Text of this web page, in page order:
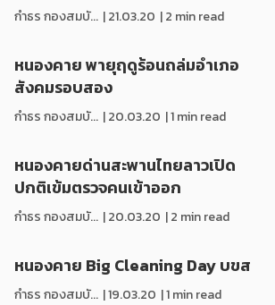
กำธร กองสมบั... |21.03.20 | 2 min read
หนองคาย พายุฤดูร้อนถล่มอำเภอ
สังคมรอบสอง
กำธร กองสมบั... |20.03.20 | 1 min read
หนองคายด่านสะพานไทยลาวเปิด
ปกติเข้มตรวจคนเข้าออก
กำธร กองสมบั... |20.03.20 | 2 min read
หนองคาย Big Cleaning Day บขส
กำธร กองสมบั... |19.03.20 | 1 min read